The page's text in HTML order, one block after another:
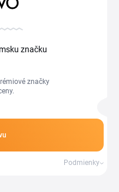
značku
značky
Podmienky